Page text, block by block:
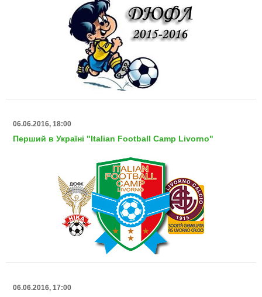
06.06.2016, 18:00
Перший в Україні "Italian Football Camp Livorno"
06.06.2016, 17:00